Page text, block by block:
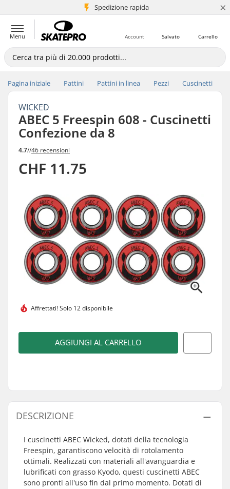
Spedizione rapida
+5 mln di clienti ×
Menu Carrello
Salvato
Account
Pagina iniziale Pattini Pattini in linea Pezzi Cuscinetti
WICKED
ABEC 5 Freespin 608 - Cuscinetti
Confezione da 8
4.7//46 recensioni
CHF 11.75
Affrettati!Solo 12 disponibile
AGGIUNGI AL CARRELLO
DESCRIZIONE
I cuscinetti ABEC Wicked, dotati della tecnologia
Freespin, garantiscono velocità di rotolamento
ottimali. Realizzati con materiali all'avanguardia e
lubrificati con grasso Kyodo, questi cuscinetti ABEC
sono pronti all'uso fin dal primo momento. Dotati di